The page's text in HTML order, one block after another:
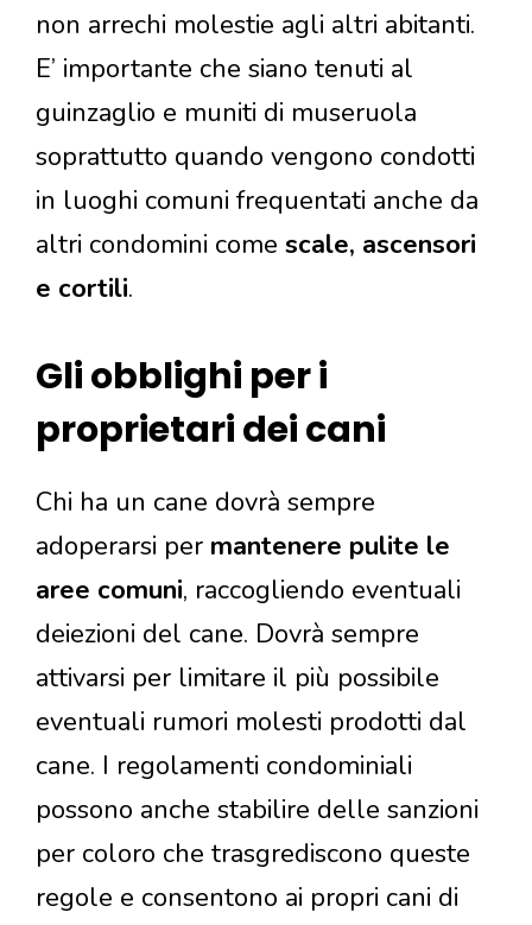
non arrechi molestie agli altri abitanti.
E’ importante che siano tenuti al
guinzaglio e muniti di museruola
soprattutto quando vengono condotti
in luoghi comuni frequentati anche da
altri condomini come scale, ascensori
e cortili.
Gli obblighi per i
proprietari dei cani
Chi ha un cane dovrà sempre
adoperarsi per mantenere pulite le
aree comuni, raccogliendo eventuali
deiezioni del cane. Dovrà sempre
attivarsi per limitare il più possibile
eventuali rumori molesti prodotti dal
cane. I regolamenti condominiali
possono anche stabilire delle sanzioni
per coloro che trasgrediscono queste
regole e consentono ai propri cani di